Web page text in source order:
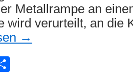
Metallrampe an
wird verurteilt, an die
→